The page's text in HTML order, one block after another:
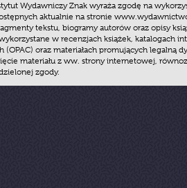
Wydawniczy Znak wyraża zgodę na
aktualnie na stronie
tekstu, biogramy autorów oraz opisy
w recenzjach książek, katalogach
(OPAC) oraz materiałach promujących legalną
materiału z ww. strony internetowej,
zgody.